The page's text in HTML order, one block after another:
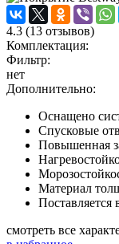
4.3 (13 отзывов)
Комплектация:
Фильтр:
нет
Дополнительно:
Оснащено
Спусковые
Повышенная
Материал
Поставляется
смотреть все